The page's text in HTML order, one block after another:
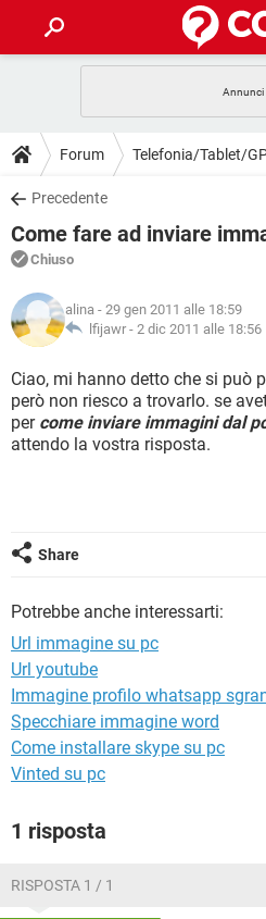
INTRATTENIMENTO
iOS
INSTAGRAM
TIKTOK
HARDWARE
GUIDE
COVID-19
iOS
INSTAGRAM
TIKTOK
DOWNLOAD
COVID-19
INTRATTENIMENTO
iOS
INSTAGRAM
TIKTOK
HARDWARE
FORUM
COVID-19
INTRATTENIMENTO
INSTAGRAM
TIKTOK
GLOSSARIO
COVID-19
INTRATTENIMENTO
iOS
Forum Telefonia/Tablet/
Precedente
Come fare ad inviare
Chiuso
alina - 29 gen 2011 alle 18:59
lfijawr - 2 dic 2011 alle 18:56
Ciao, mi hanno detto che si può
però non riesco a trovarlo. se
per come inviare immagini dal
attendo la vostra risposta.
Share
Potrebbe anche interessarti:
Url immagine su pc
Url youtube
Immagine profilo whatsapp
Specchiare immagine word
Come installare skype su pc
Vinted su pc
1 risposta
RISPOSTA 1 / 1